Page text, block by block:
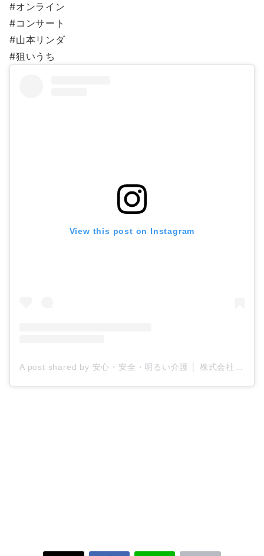
#オンライン
#コンサート
#山本リンダ
#狙いうち
View this post on Instagram